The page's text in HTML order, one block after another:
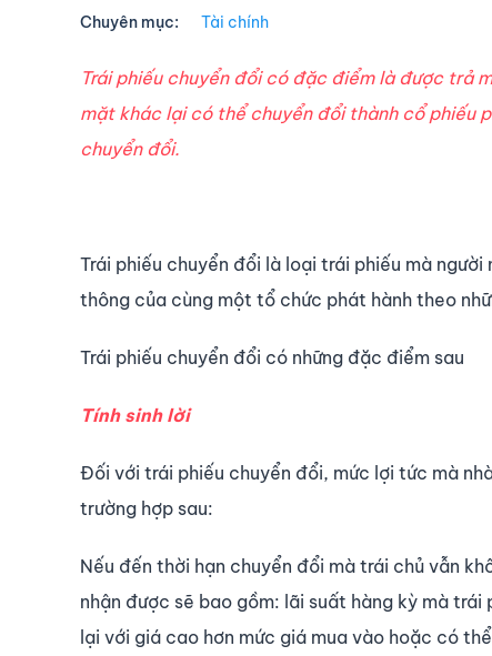
Chuyên mục: Tài chính
Trái phiếu chuyển đổi có đặc điểm là được trả
mặt khác lại có thể chuyển đổi thành cổ phiếu
chuyển đổi.
Trái phiếu chuyển đổi là loại trái phiếu mà
thông của cùng một tổ chức phát hành theo
Trái phiếu chuyển đổi có những đặc điểm sau
Tính sinh lời
Đối với trái phiếu chuyển đổi, mức lợi tức mà
trường hợp sau:
Nếu đến thời hạn chuyển đổi mà trái chủ vẫn
nhận được sẽ bao gồm: lãi suất hàng kỳ mà
lại với giá cao hơn mức giá mua vào hoặc có